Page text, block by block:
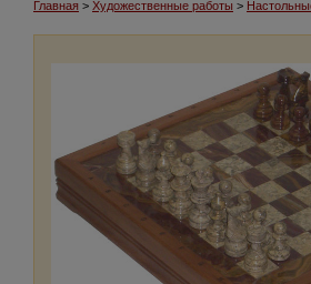
Главная > Художественные работы >